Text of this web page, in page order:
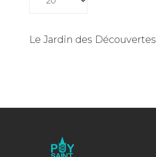
Le Jardin des Découvertes